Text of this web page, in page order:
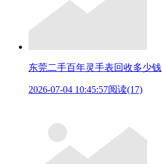
东莞二手百年灵手表回收多少钱
2026-07-04 10:45:57阅读(17)